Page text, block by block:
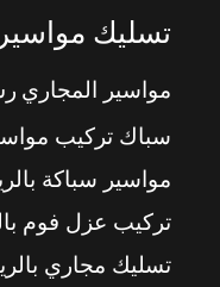
تسليك
مواسير المجاري
سباك تركيب
مواسير سباكة
تركيب عزل فوم
تسليك مجاري